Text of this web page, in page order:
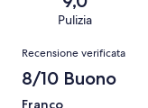
recensioni
recensioni
Terribile.
su
recensioni
Pulizia
Recensioni
Recensione verificata
8/10 Buono
Franco